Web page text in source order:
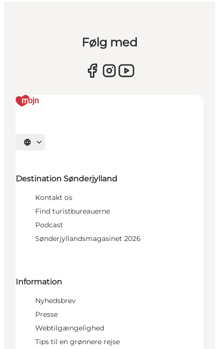
Følg med
Vælg sprog
Destination Sønderjylland
Kontakt os
Find turistbureauerne
Podcast
Sønderjyllandsmagasinet 2026
Information
Nyhedsbrev
Presse
Webtilgængelighed
Tips til en grønnere rejse